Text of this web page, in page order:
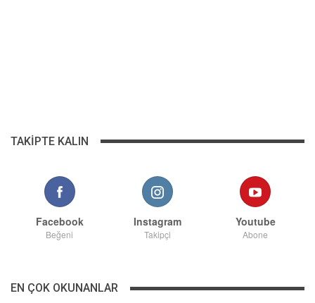
TAKIPTE KALIN
Facebook
Beğeni
Instagram
Takipçi
Youtube
Abone
EN ÇOK OKUNANLAR